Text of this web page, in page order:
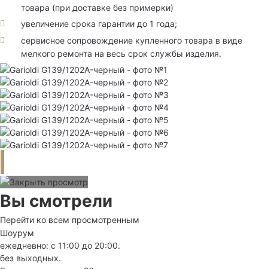
товара (при доставке без примерки)
увеличение срока гарантии до 1 года;
сервисное сопровождение купленного товара в виде
мелкого ремонта на весь срок службы изделия.
Вы смотрели
Перейти ко всем просмотренным
Шоурум
ежедневно: с 11:00 до 20:00.
без выходных.